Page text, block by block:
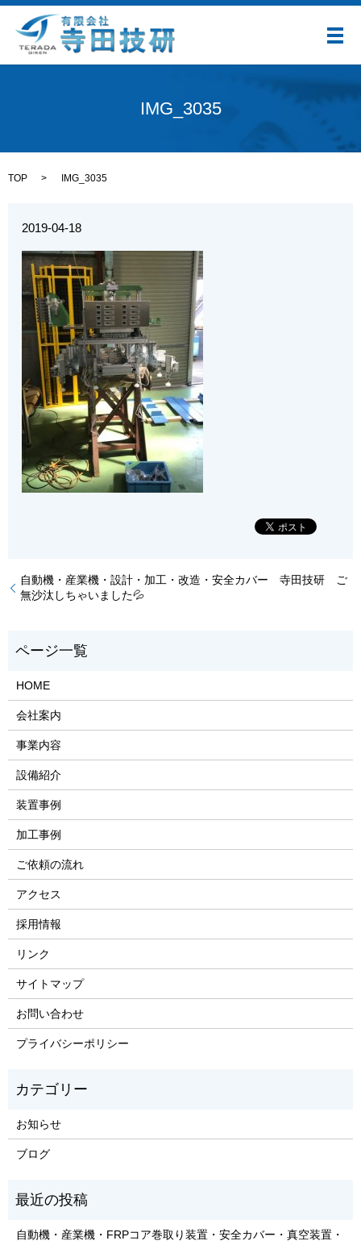
メ
IMG_3035
TOP IMG_3035
2019-04-18
自動機・産業機・設計・加工・改造・安全カバー 寺田技研 ご
無沙汰しちゃいました💦
HOME
会社案内
事業内容
設備紹介
装置事例
加工事例
ご依頼の流れ
アクセス
採用情報
リンク
サイトマップ
お問い合わせ
プライバシーポリシー
お知らせ
ブログ
自動機・産業機・FRPコア巻取り装置・安全カバー・真空装置・